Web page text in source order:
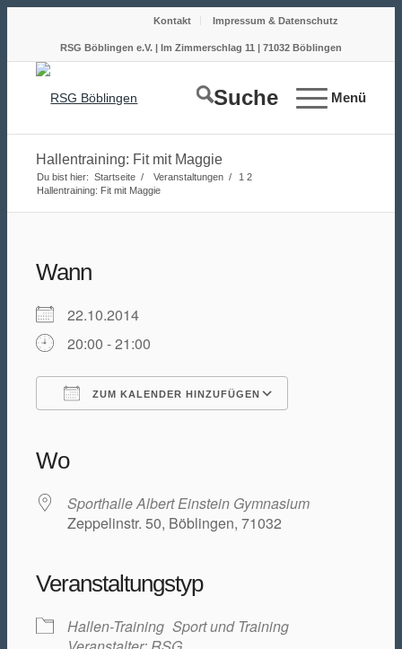
Kontakt Impressum & Datenschutz
RSG Böblingen e.V. | Im Zimmerschlag 11 | 71032 Böblingen
Suche Menü
Hallentraining: Fit mit Maggie
Du bist hier: Startseite 1
/ Veranstaltungen 2
/
Hallentraining: Fit mit Maggie
Wann
22.10.2014
20:00 - 21:00
ZUM KALENDER HINZUFÜGEN
Wo
Sporthalle Albert Einstein Gymnasium
Zeppelinstr. 50, Böblingen, 71032
Veranstaltungstyp
Hallen-Training Sport und Training